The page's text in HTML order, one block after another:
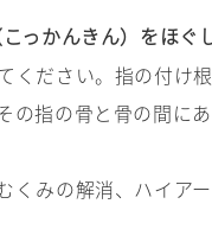
っかんきん）をほぐ
ください。指の付け
の指の骨と骨の間に
くみの解消、ハイアー